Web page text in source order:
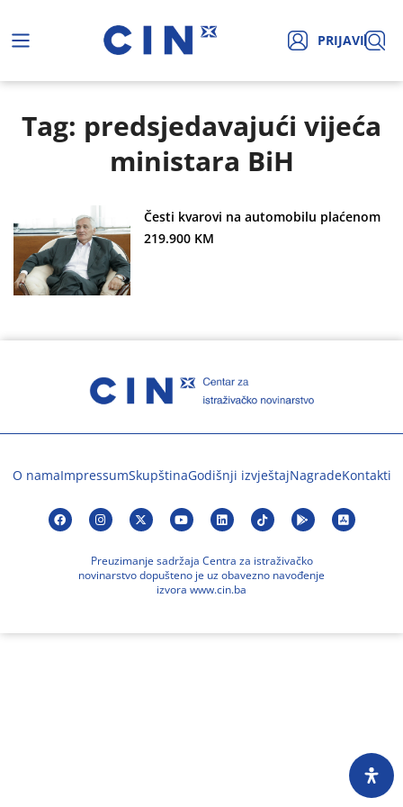
PRIJAVI
Tag: predsjedavajući vijeća
ministara BiH
Česti kvarovi na automobilu plaćenom
219.900 KM
O namaImpressumSkupštinaGodišnji izvještajNagradeKontakti
Preuzimanje sadržaja Centra za istraživačko
novinarstvo dopušteno je uz obavezno navođenje
izvora www.cin.ba